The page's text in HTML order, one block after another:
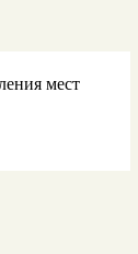
мест